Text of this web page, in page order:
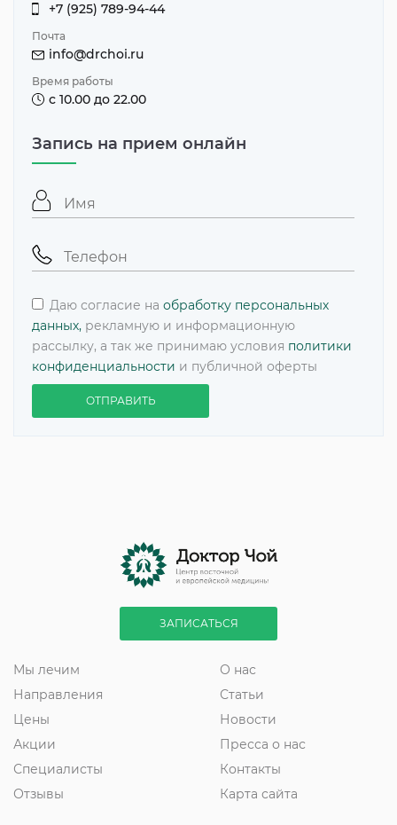
Запись на прием онлайн
Даю согласие на обработку персональных
данных, рекламную и информационную
рассылку, а так же принимаю условия политики
конфиденциальности и публичной оферты
ОТПРАВИТЬ
+7 (925) 789-94-44
Почта
info@drchoi.ru
Время работы
с 10.00 до 22.00
ЗАПИСАТЬСЯ
Мы лечим
Направления
Цены
Акции
Специалисты
Отзывы
О нас
Статьи
Новости
Пресса о нас
Контакты
Карта сайта